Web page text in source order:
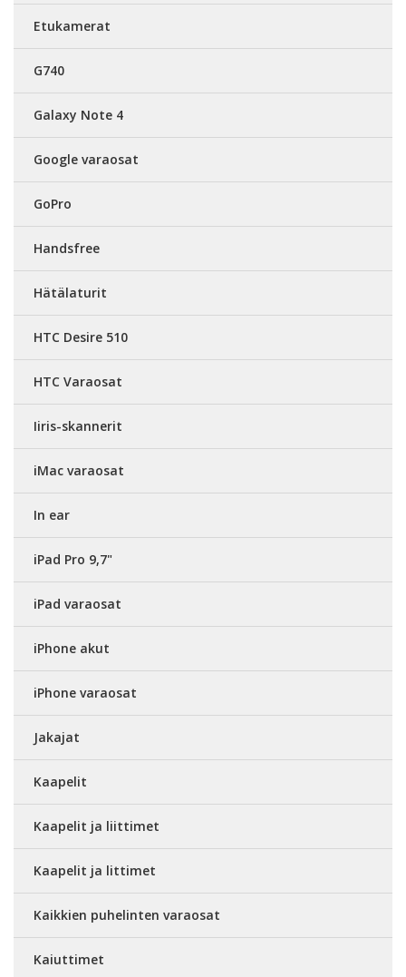
Etukamerat
G740
Galaxy Note 4
Google varaosat
GoPro
Handsfree
Hätälaturit
HTC Desire 510
HTC Varaosat
Iiris-skannerit
iMac varaosat
In ear
iPad Pro 9,7"
iPad varaosat
iPhone akut
iPhone varaosat
Jakajat
Kaapelit
Kaapelit ja liittimet
Kaapelit ja littimet
Kaikkien puhelinten varaosat
Kaiuttimet